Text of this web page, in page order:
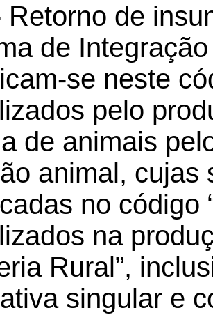
Retorno de
de
se neste
pelo
de animais
animal, cujas
no código
na
Rural”,
singular e